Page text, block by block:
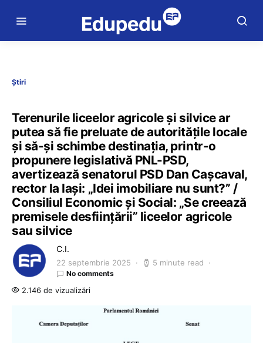
Știri
Terenurile liceelor agricole și silvice ar
putea să fie preluate de autoritățile locale
și să-și schimbe destinația, printr-o
propunere legislativă PNL-PSD,
avertizează senatorul PSD Dan Cașcaval,
rector la Iași: „Idei imobiliare nu sunt?” /
Consiliul Economic și Social: „Se creează
premisele desființării” liceelor agricole
sau silvice
C.I.
22 septembrie 2025 5 minute read
No comments
2.146 de vizualizări